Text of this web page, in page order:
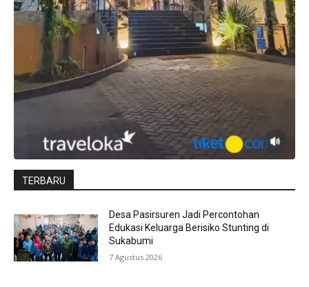
TERBARU
Desa Pasirsuren Jadi Percontohan
Edukasi Keluarga Berisiko Stunting di
Sukabumi
7 Agustus 2026